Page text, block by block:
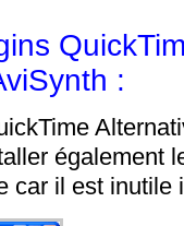
:
également
car il est inutile